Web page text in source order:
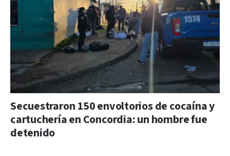
Secuestraron 150 envoltorios de cocaína y
cartuchería en Concordia: un hombre fue
detenido